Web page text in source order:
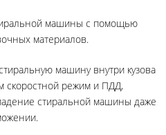
машины с помощью
материалов.
машину внутри кузова
скоростной режим и ПДД,
стиральной машины даже